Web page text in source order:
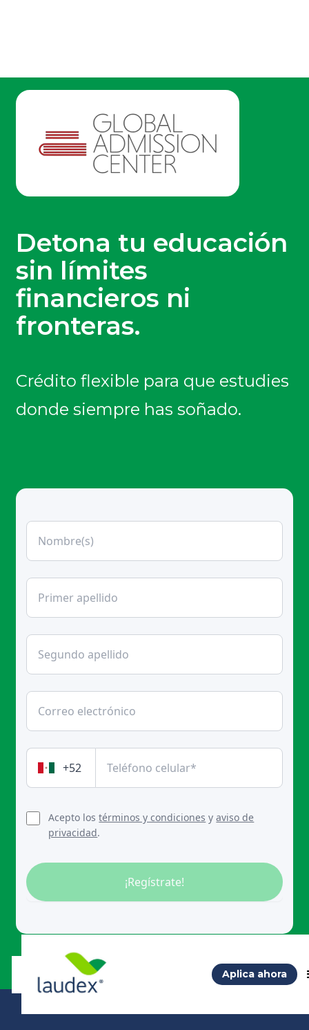
Detona tu educación
sin límites
financieros ni
fronteras.
Crédito flexible para que estudies
donde siempre has soñado.
Aplica ahora